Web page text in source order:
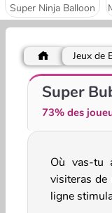
Super Ninja Balloon
Om Nom Bubbles
Jeux de
Super
73% des
Où vas-tu
visiteras de
ligne